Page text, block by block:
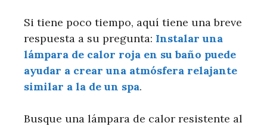
Si tiene poco tiempo, aquí tiene una breve
respuesta a su pregunta: Instalar una
lámpara de calor roja en su baño puede
ayudar a crear una atmósfera relajante
similar a la de un spa.
Busque una lámpara de calor resistente al